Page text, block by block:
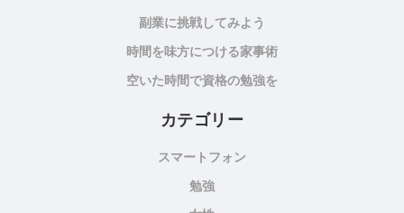
副業に挑戦してみよう
時間を味方につける家事術
空いた時間で資格の勉強を
カテゴリー
スマートフォン
勉強